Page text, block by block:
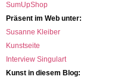
SumUpShop
Präsent im Web unter:
Susanne Kleiber
Kunstseite
Interview Singulart
Kunst in diesem Blog: